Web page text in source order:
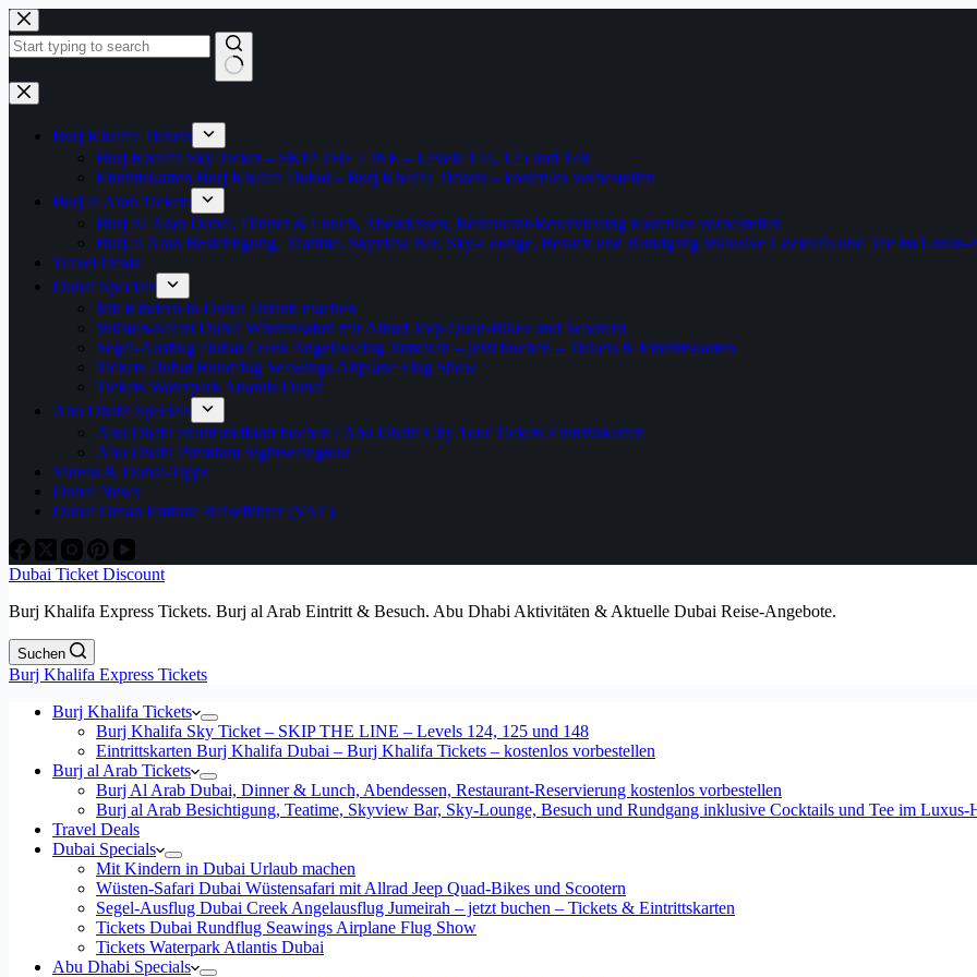
Zum
Inhalt
springen
Keine
Ergebnisse
Burj Khalifa Tickets
Burj Khalifa Sky Ticket – SKIP THE LINE – Levels 124, 125 und 148
Eintrittskarten Burj Khalifa Dubai – Burj Khalifa Tickets – kostenlos vorbestellen
Burj al Arab Tickets
Burj Al Arab Dubai, Dinner & Lunch, Abendessen, Restaurant-Reservierung kostenlos vorbestellen
Burj al Arab Besichtigung, Teatime, Skyview Bar, Sky-Lounge, Besuch und Rundgang inklusive Cocktails und Tee im Luxus-
Travel Deals
Dubai Specials
Mit Kindern in Dubai Urlaub machen
Wüsten-Safari Dubai Wüstensafari mit Allrad Jeep Quad-Bikes und Scootern
Segel-Ausflug Dubai Creek Angelausflug Jumeirah – jetzt buchen – Tickets & Eintrittskarten
Tickets Dubai Rundflug Seawings Airplane Flug Show
Tickets Waterpark Atlantis Dubai
Abu Dhabi Specials
Abu Dhabi Stadtrundfahrt buchen / Abu Dhabi City Tour Tickets Eintrittskarten
Abu Dhabi Premium Sightseeingtour
Videos & Dubai-Tipps
Dubai News
Dubai Oman Emirate Reiseführer (VAE)
Dubai Ticket Discount
Burj Khalifa Express Tickets. Burj al Arab Eintritt & Besuch. Abu Dhabi Aktivitäten & Aktuelle Dubai Reise-Angebote.
Suchen
Burj Khalifa Express Tickets
Burj Khalifa Tickets
Burj Khalifa Sky Ticket – SKIP THE LINE – Levels 124, 125 und 148
Eintrittskarten Burj Khalifa Dubai – Burj Khalifa Tickets – kostenlos vorbestellen
Burj al Arab Tickets
Burj Al Arab Dubai, Dinner & Lunch, Abendessen, Restaurant-Reservierung kostenlos vorbestellen
Burj al Arab Besichtigung, Teatime, Skyview Bar, Sky-Lounge, Besuch und Rundgang inklusive Cocktails und Tee im Luxus-
Travel Deals
Dubai Specials
Mit Kindern in Dubai Urlaub machen
Wüsten-Safari Dubai Wüstensafari mit Allrad Jeep Quad-Bikes und Scootern
Segel-Ausflug Dubai Creek Angelausflug Jumeirah – jetzt buchen – Tickets & Eintrittskarten
Tickets Dubai Rundflug Seawings Airplane Flug Show
Tickets Waterpark Atlantis Dubai
Abu Dhabi Specials